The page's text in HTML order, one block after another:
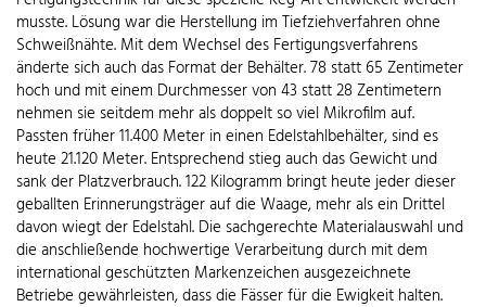
musste. Lösung war die Herstellung im Tiefziehverfahren ohne
Schweißnähte. Mit dem Wechsel des Fertigungsverfahrens
änderte sich auch das Format der Behälter. 78 statt 65 Zentimeter
hoch und mit einem Durchmesser von 43 statt 28 Zentimetern
nehmen sie seitdem mehr als doppelt so viel Mikrofilm auf.
Passten früher 11.400 Meter in einen Edelstahlbehälter, sind es
heute 21.120 Meter. Entsprechend stieg auch das Gewicht und
sank der Platzverbrauch. 122 Kilogramm bringt heute jeder dieser
geballten Erinnerungsträger auf die Waage, mehr als ein Drittel
davon wiegt der Edelstahl. Die sachgerechte Materialauswahl und
die anschließende hochwertige Verarbeitung durch mit dem
international geschützten Markenzeichen ausgezeichnete
Betriebe gewährleisten, dass die Fässer für die Ewigkeit halten.